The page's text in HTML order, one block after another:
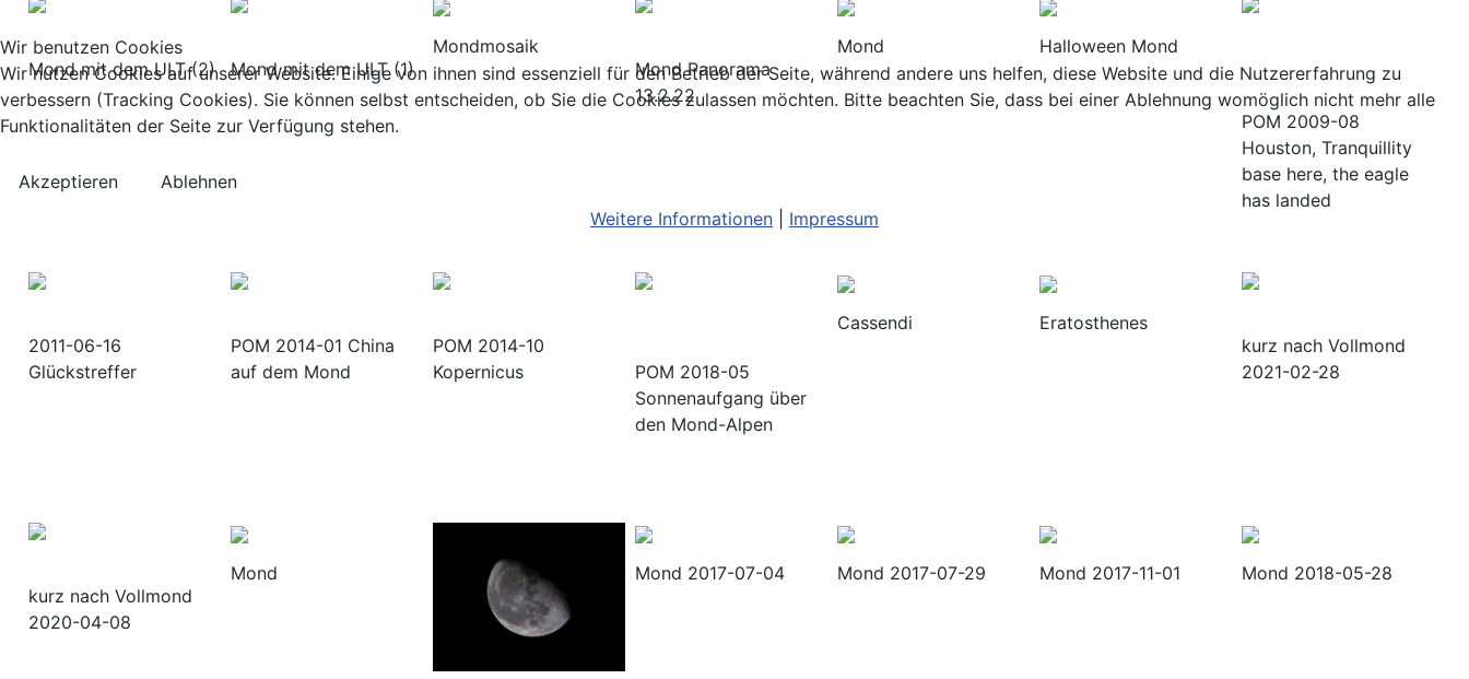
Mond mit dem ULT (2) Mond mit dem ULT (1)
Mondmosaik
Mond Panorama
13.2.22
Mond Halloween Mond
POM 2009-08
Houston, Tranquillity
base here, the eagle
has landed
2011-06-16
Glückstreffer
POM 2014-01 China
auf dem Mond
POM 2014-10
Kopernicus
POM 2018-05
Sonnenaufgang über
den Mond-Alpen
Cassendi
Eratosthenes
kurz nach Vollmond
2021-02-28
kurz nach Vollmond
2020-04-08
Mond Mond 2017-07-04 Mond 2017-07-29 Mond 2017-11-01 Mond 2018-05-28
Wir benutzen Cookies
Wir nutzen Cookies auf unserer Website. Einige von ihnen sind essenziell für den Betrieb der Seite, während andere uns helfen, diese Website und die Nutzererfahrung zu
verbessern (Tracking Cookies). Sie können selbst entscheiden, ob Sie die Cookies zulassen möchten. Bitte beachten Sie, dass bei einer Ablehnung womöglich nicht mehr alle
Funktionalitäten der Seite zur Verfügung stehen.
Akzeptieren
Ablehnen
Weitere Informationen
Impressum